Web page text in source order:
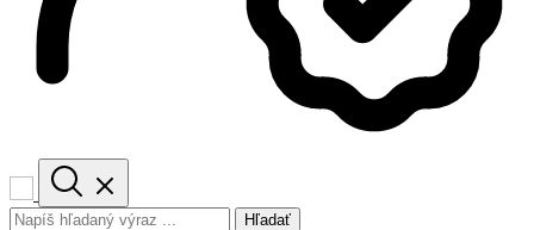
Hľadať